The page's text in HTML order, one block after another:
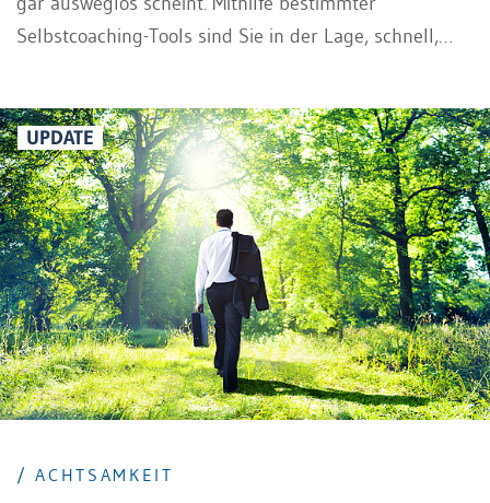
Selbstcoaching-Tools sind Sie in der Lage, schnell,
Therapie, psychologische Betreuung, etc.) benötigen
würden.
UPDATE
/ ACHTSAMKEIT